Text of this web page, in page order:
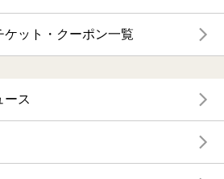
ット・クーポン一覧
ース